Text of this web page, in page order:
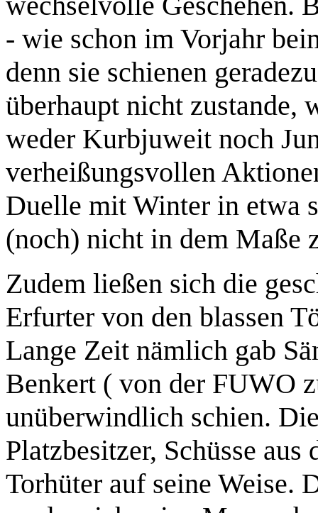
- wie schon im Vorjahr
denn sie schienen
überhaupt nicht zustande,
weder Kurbjuweit noch
verheißungsvollen
Duelle mit Winter in etwa
(noch) nicht in dem Maße
Zudem ließen sich die
Erfurter von den blassen
Lange Zeit nämlich gab
Benkert ( von der FUWO
unüberwindlich schien.
Platzbesitzer, Schüsse
Torhüter auf seine Weise.